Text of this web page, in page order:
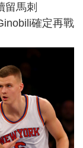
留馬刺
確定再戰